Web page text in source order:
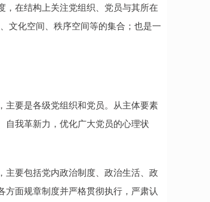
在结构上关注党组织、党员与其所在
文化空间、秩序空间等的集合；也是一
主要是各级党组织和党员。从主体要素
自我革新力，优化广大党员的心理状
要包括党内政治制度、政治生活、政
面规章制度并严格贯彻执行，严肃认